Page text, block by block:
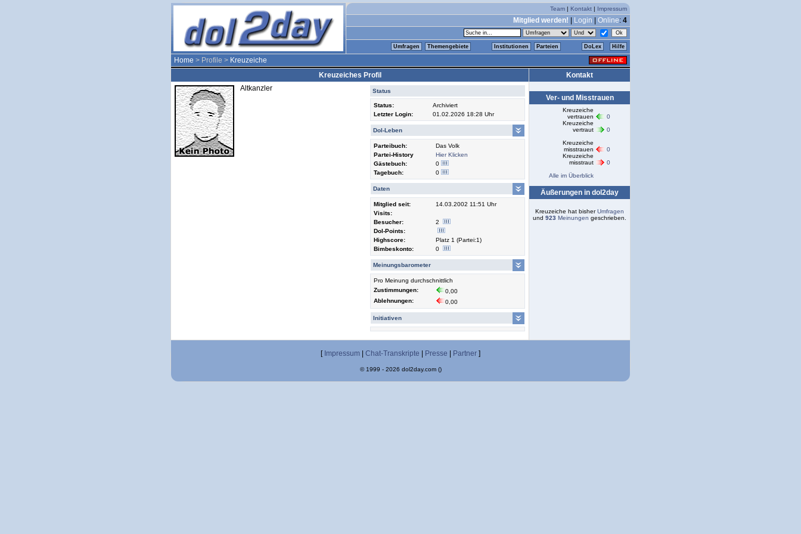
Team | Kontakt | Impressum
Mitglied werden! Login Online: 4
Umfragen Themengebiete Institutionen Parteien DoLex Hilfe
Home > Profile > Kreuzeiche
Kreuzeiches Profil
Status
Status:
Archiviert
Letzter Login:
01.02.2026 18:28 Uhr
Dol-Leben
Parteibuch:
Das Volk
Partei-History
Hier Klicken
Gästebuch:
0
Tagebuch:
0
Daten
Mitglied seit:
14.03.2002 11:51 Uhr
Visits:
Besucher:
2
Dol-Points:
Highscore:
Platz 1 (Partei:1)
Bimbeskonto:
0
Meinungsbarometer
Pro Meinung durchschnittlich
Zustimmungen:
0,00
Ablehnungen:
0,00
Initiativen
Altkanzler
Kontakt
Ver- und Misstrauen
Kreuzeiche
vertrauen
0
Kreuzeiche
vertraut
0
Kreuzeiche
misstrauen
0
Kreuzeiche
misstraut
0
Alle im Überblick
Äußerungen in dol2day
Kreuzeiche hat bisherUmfragen
und 923 Meinungen geschrieben.
[ Impressum Chat-Transkripte Presse Partner ]
© 1999 - 2026 dol2day.com ()